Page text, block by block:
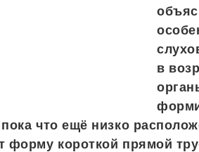
в
что ещё низко
форму короткой прямой